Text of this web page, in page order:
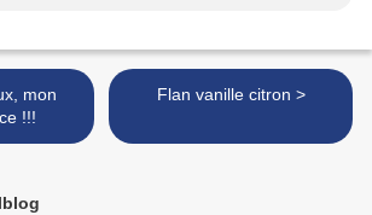
!!!
Flan vanille citron >